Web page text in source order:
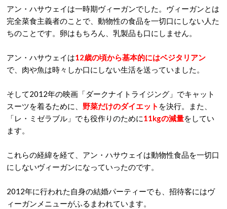
アン・ハサウェイは一時期ヴィーガンでした。ヴィーガンとは
完全菜食主義者のことで、動物性の食品を一切口にしない人た
ちのことです。卵はもちろん、乳製品も口にしません。
アン・ハサウェイは12歳の頃から基本的にはベジタリアン
で、肉や魚は時々しか口にしない生活を送っていました。
そして2012年の映画「ダークナイトライジング」でキャット
スーツを着るために、 野菜だけのダイエット を決行。また、
「レ・ミゼラブル」でも役作りのために11kgの減量をしてい
ます。
これらの経緯を経て、アン・ハサウェイは動物性食品を一切口
にしないヴィーガンになっていったのです。
2012年に行われた自身の結婚パーティーでも、招待客にはヴ
ィーガンメニューがふるまわれています。